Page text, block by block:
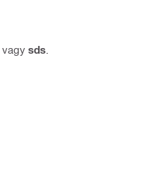
vagy sds